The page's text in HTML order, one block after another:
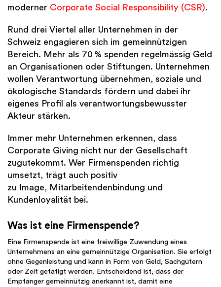
moderner Corporate Social Responsibility (CSR).
Rund drei Viertel aller Unternehmen in der
Schweiz engagieren sich im gemeinnützigen
Bereich. Mehr als 70 % spenden regelmässig Geld
an Organisationen oder Stiftungen. Unternehmen
wollen Verantwortung übernehmen, soziale und
ökologische Standards fördern und dabei ihr
eigenes Profil als verantwortungsbewusster
Akteur stärken.
Immer mehr Unternehmen erkennen, dass
Corporate Giving nicht nur der Gesellschaft
zugutekommt. Wer Firmenspenden richtig
umsetzt, trägt auch positiv
zu Image, Mitarbeitendenbindung und
Kundenloyalität bei.
Was ist eine Firmenspende?
Eine Firmenspende ist eine freiwillige Zuwendung eines
Unternehmens an eine gemeinnützige Organisation. Sie erfolgt
ohne Gegenleistung und kann in Form von Geld, Sachgütern
oder Zeit getätigt werden. Entscheidend ist, dass der
Empfänger gemeinnützig anerkannt ist, damit eine